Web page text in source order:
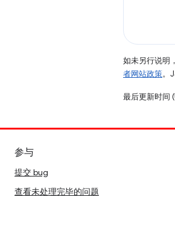
如未另行说明
者网站政策。
最后更新时间
参与
提交 bug
查看未处理完毕的问题